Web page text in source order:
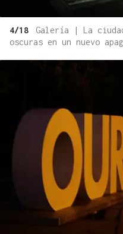
4/18
Galería | La
oscuras en un nuevo